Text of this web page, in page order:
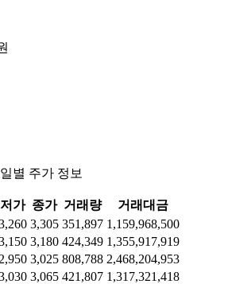
별 주가 정보
저가 종가 거래량
거래대금
3,305 351,897 1,159,968,500
3,180 424,349 1,355,917,919
2,950 3,025 808,788 2,468,204,953
3,065 421,807 1,317,321,418